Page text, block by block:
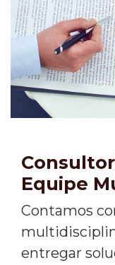
Equipe
Contamos
entregar